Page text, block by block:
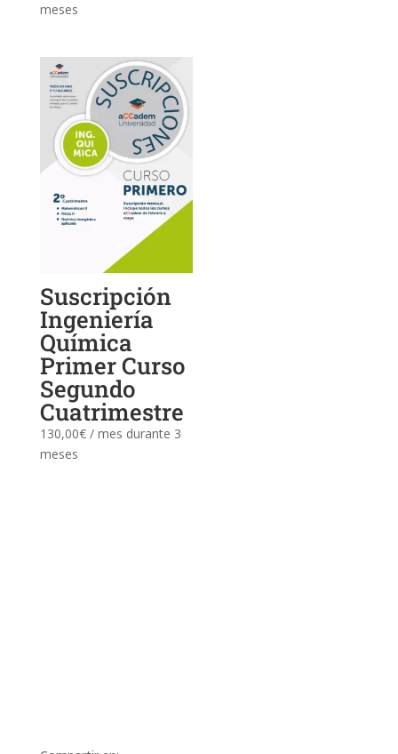
meses
Suscripción
Ingeniería
Química
Primer Curso
Segundo
Cuatrimestre
130,00€ / mes durante 3
meses